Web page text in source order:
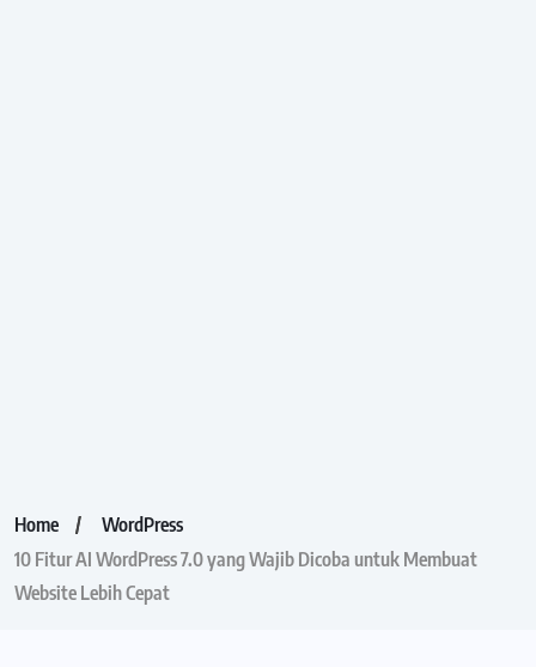
Home
WordPress
10 Fitur AI WordPress 7.0 yang Wajib Dicoba untuk Membuat
Website Lebih Cepat